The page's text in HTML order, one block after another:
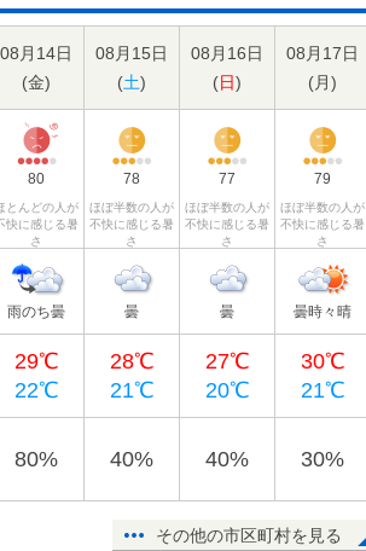
08月14日
(金)
08月15日
(土)
08月16日
(日)
08月17日
(月)
80
とんどの人が
快に感じる暑
さ
78
ほぼ半数の人が
不快に感じる暑
さ
77
ほぼ半数の人が
不快に感じる暑
さ
79
ほぼ半数の人が
不快に感じる暑
さ
雨のち曇 曇 曇 曇時々晴
29℃
22℃
28℃
21℃
27℃
20℃
30℃
21℃
80% 40% 40% 30%
その他の市区町村を見る